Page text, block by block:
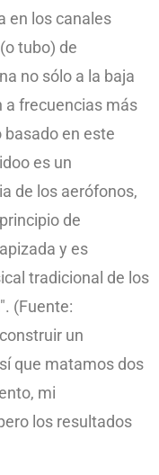
en los canales
tubo) de
no sólo a la baja
a frecuencias más
en este
es un
de los aerófonos,
de
y es
tradicional de los
(Fuente:
un
que matamos dos
mi
los resultados